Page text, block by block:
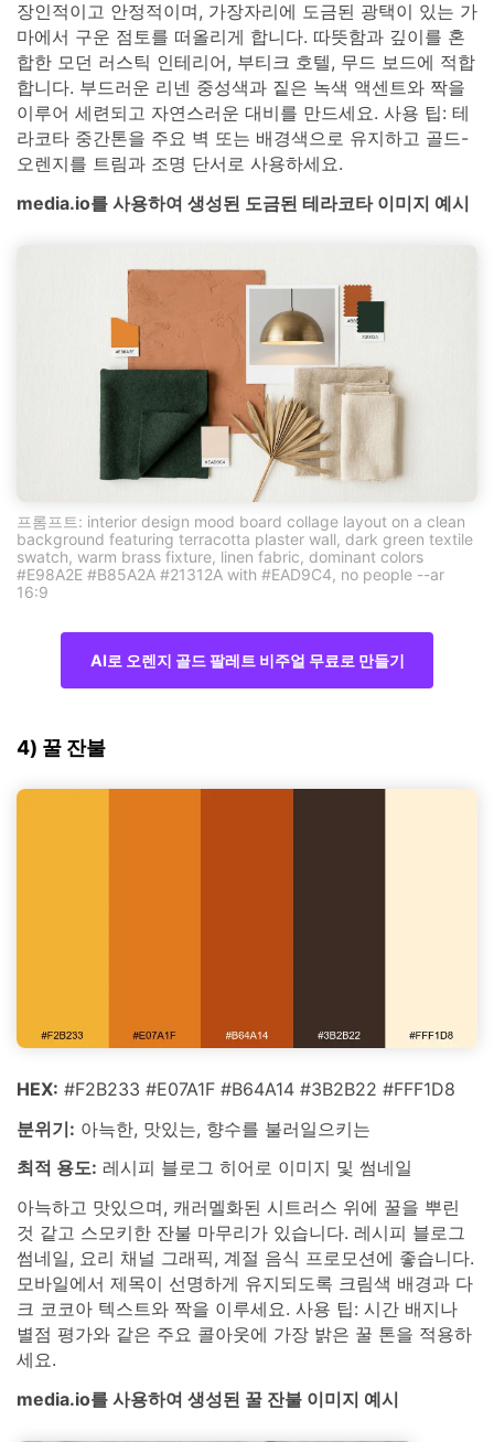
장인적이고 안정적이며, 가장자리에 도금된 광택이 있는 가
마에서 구운 점토를 떠올리게 합니다. 따뜻함과 깊이를 혼
합한 모던 러스틱 인테리어, 부티크 호텔, 무드 보드에 적합
합니다. 부드러운 리넨 중성색과 짙은 녹색 액센트와 짝을
이루어 세련되고 자연스러운 대비를 만드세요. 사용 팁: 테
라코타 중간톤을 주요 벽 또는 배경색으로 유지하고 골드-
오렌지를 트림과 조명 단서로 사용하세요.
media.io를 사용하여 생성된 도금된 테라코타 이미지 예시
프롬프트: interior design mood board collage layout on a clean
background featuring terracotta plaster wall, dark green textile
swatch, warm brass fixture, linen fabric, dominant colors
#E98A2E #B85A2A #21312A with #EAD9C4, no people --ar
16:9
AI로 오렌지 골드 팔레트 비주얼 무료로 만들기
4) 꿀 잔불
HEX: #F2B233 #E07A1F #B64A14 #3B2B22 #FFF1D8
분위기: 아늑한, 맛있는, 향수를 불러일으키는
최적 용도: 레시피 블로그 히어로 이미지 및 썸네일
아늑하고 맛있으며, 캐러멜화된 시트러스 위에 꿀을 뿌린
것 같고 스모키한 잔불 마무리가 있습니다. 레시피 블로그
썸네일, 요리 채널 그래픽, 계절 음식 프로모션에 좋습니다.
모바일에서 제목이 선명하게 유지되도록 크림색 배경과 다
크 코코아 텍스트와 짝을 이루세요. 사용 팁: 시간 배지나
별점 평가와 같은 주요 콜아웃에 가장 밝은 꿀 톤을 적용하
세요.
media.io를 사용하여 생성된 꿀 잔불 이미지 예시